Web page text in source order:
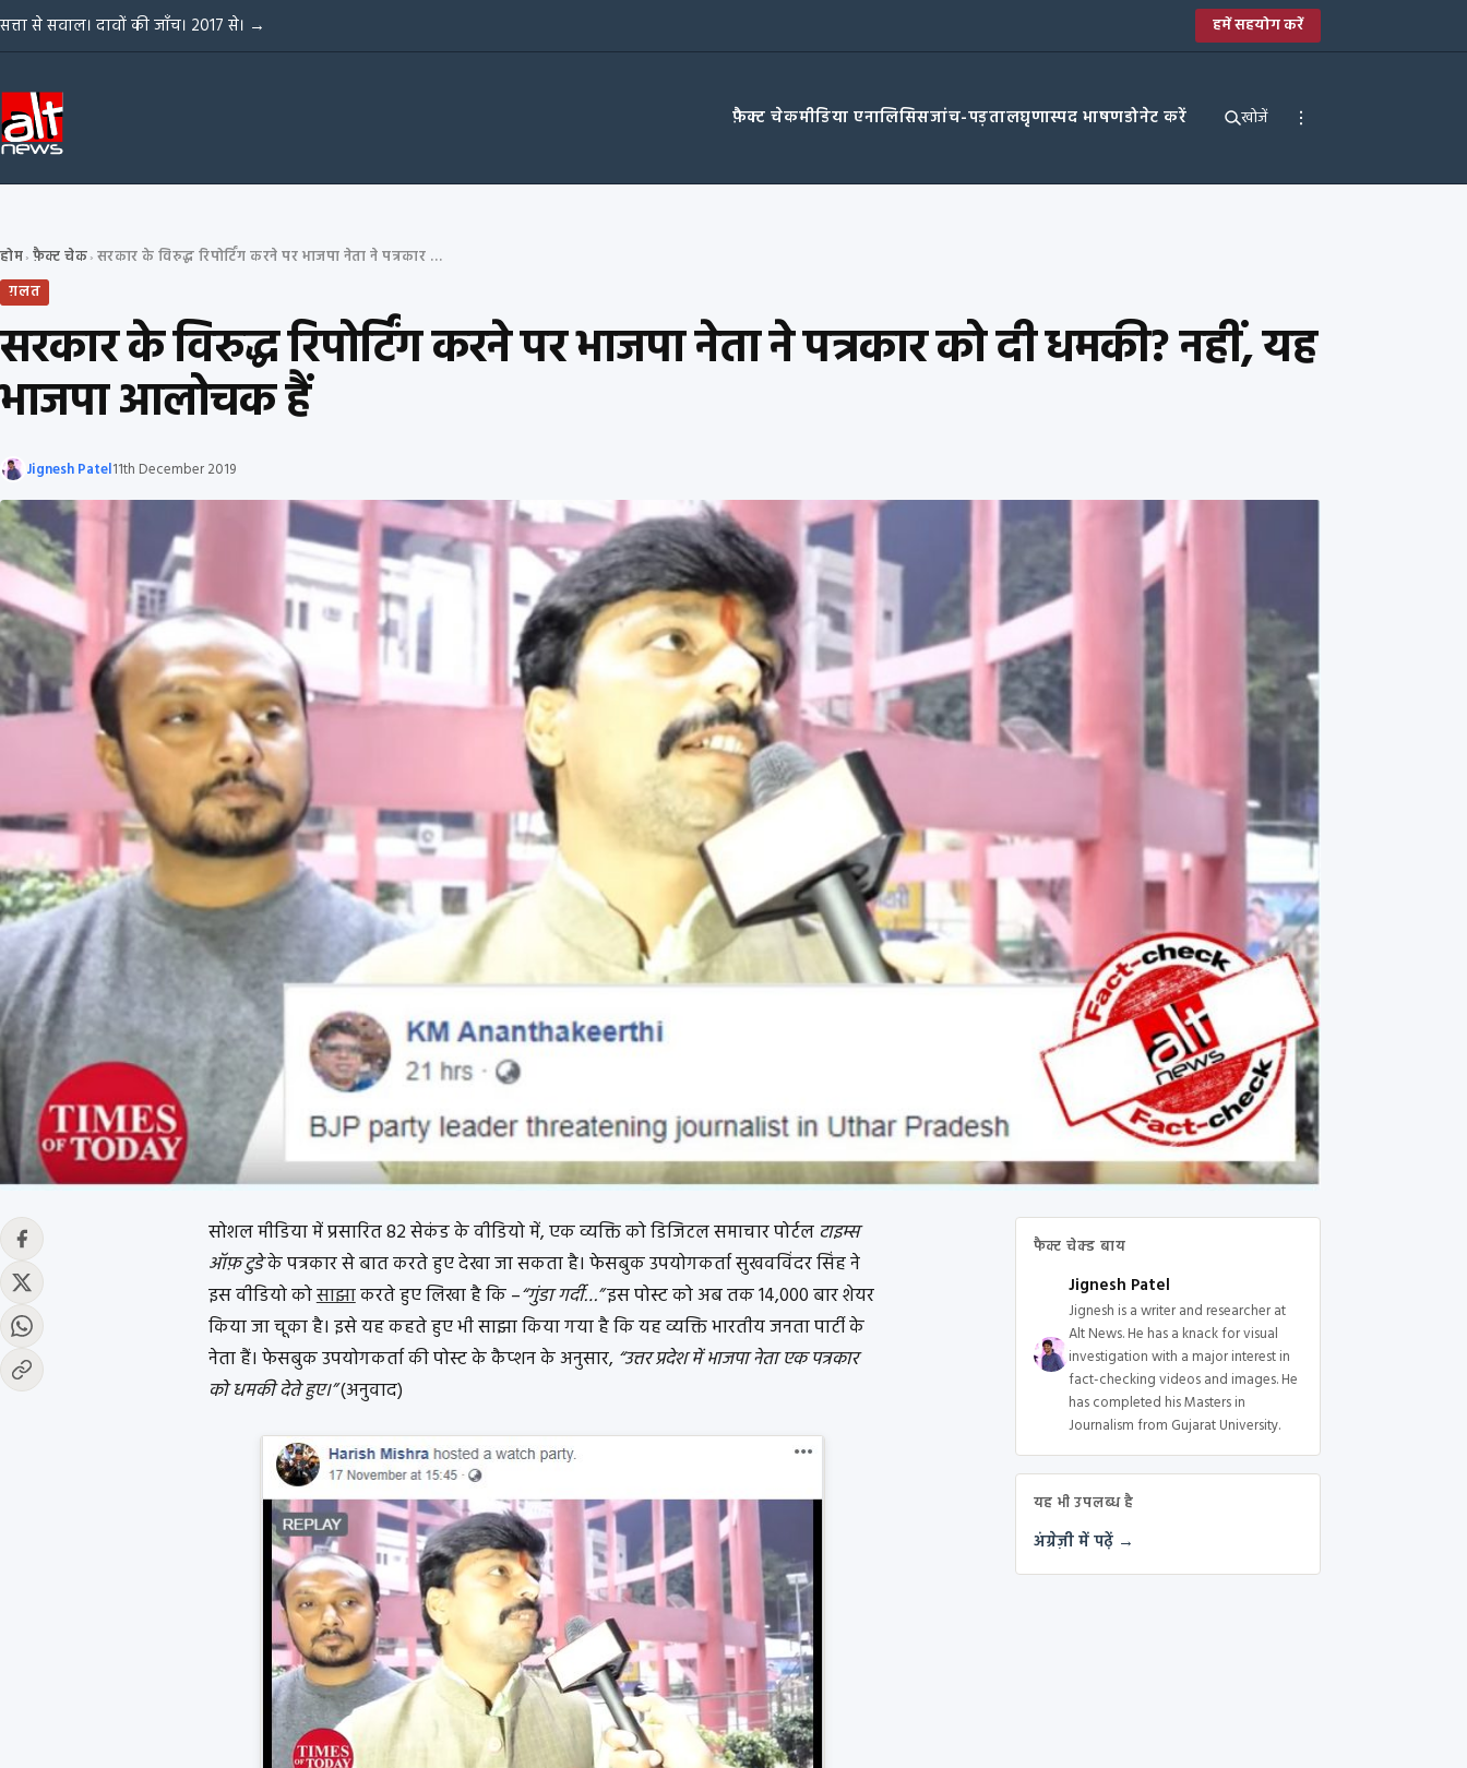
Skip to content
सत्ता से सवाल। दावों की जाँच। 2017 से। → हमें सहयोग करें
फ़ैक्ट चेकमीडिया एनालिसिसजांच-पड़तालघृणास्पद भाषणडोनेट करें खोजें
होम› फ़ैक्ट चेक›
सरकार के विरुद्ध रिपोर्टिंग करने पर भाजपा नेता ने पत्रकार को दी धमकी? नहीं, यह भाजपा आलोचक हैं
ग़लत
सरकार के विरुद्ध रिपोर्टिंग करने पर भाजपा नेता ने पत्रकार को दी धमकी? नहीं, यह
भाजपा आलोचक हैं
Jignesh Patel11th December 2019
सोशल मीडिया में प्रसारित 82 सेकंड के वीडियो में, एक व्यक्ति को डिजिटल समाचार पोर्टल टाइम्स
ऑफ़ टुडेके पत्रकार से बात करते हुए देखा जा सकता है। फेसबुक उपयोगकर्ता सुखवविंदर सिंह ने
इस वीडियो कोसाझाकरते हुए लिखा है कि –“गुंडा गर्दी…”इस पोस्ट को अब तक 14,000 बार शेयर
किया जा चूका है। इसे यह कहते हुए भी साझा किया गया है कि यह व्यक्ति भारतीय जनता पार्टी के
नेता हैं। फेसबुक उपयोगकर्ता की पोस्ट के कैप्शन के अनुसार, “उत्तर प्रदेश में भाजपा नेता एक पत्रकार
को धमकी देते हुए।”(अनुवाद)
फैक्ट चेक्ड बाय
Jignesh Patel
Jignesh is a writer and researcher at
Alt News. He has a knack for visual
investigation with a major interest in
fact-checking videos and images. He
has completed his Masters in
Journalism from Gujarat University.
यह भी उपलब्ध है
अंग्रेज़ी में पढ़ें →